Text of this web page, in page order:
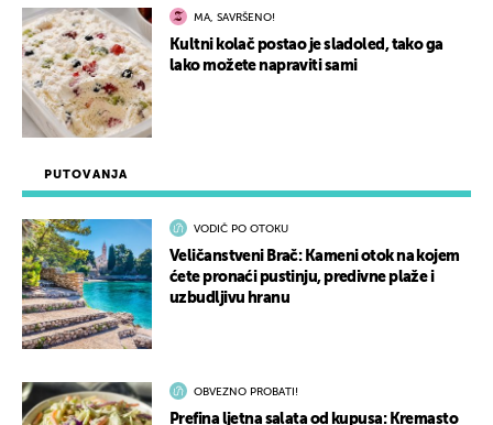
PUTOVANJA
VODIČ PO OTOKU
Veličanstveni Brač: Kameni otok na kojem
ćete pronaći pustinju, predivne plaže i
uzbudljivu hranu
OBVEZNO PROBATI!
Prefina ljetna salata od kupusa: Kremasto
MA, SAVRŠENO!
Kultni kolač postao je sladoled, tako ga
lako možete napraviti sami